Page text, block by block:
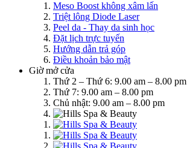
Meso Boost không xâm lấn
Triệt lông Diode Laser
Peel da - Thay da sinh học
Đặt lịch trực tuyến
Hướng dẫn trả góp
Điều khoản bảo mật
Giờ mở cửa
Thứ 2 – Thứ 6: 9.00 am – 8.00 pm
Thứ 7: 9.00 am – 8.00 pm
Chủ nhật: 9.00 am – 8.00 pm